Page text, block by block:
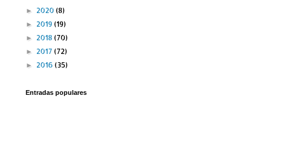
► 2020 (8)
► 2019 (19)
► 2018 (70)
► 2017 (72)
► 2016 (35)
Entradas populares